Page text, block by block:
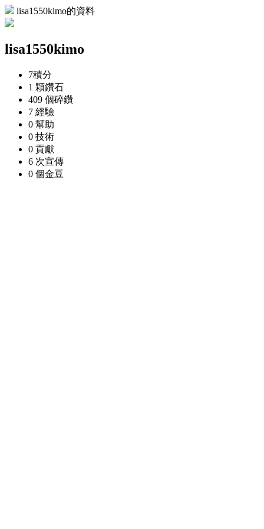
lisa1550kimo的資料
lisa1550kimo
7積分
1 顆鑽石
409 個碎鑽
7 經驗
0 幫助
0 技術
0 貢獻
6 次宣傳
0 個金豆